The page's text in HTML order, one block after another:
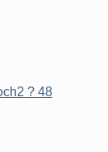
? 48